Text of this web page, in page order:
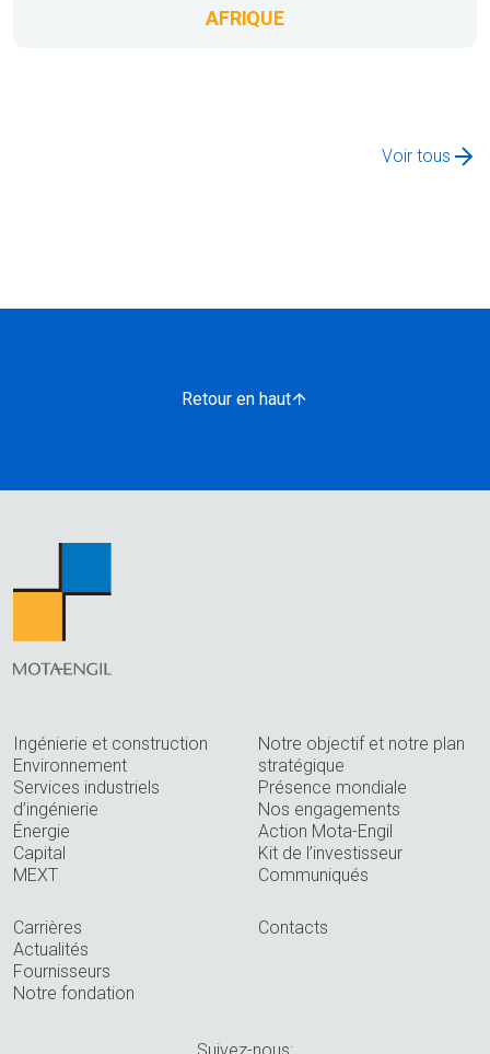
AFRIQUE
Voir tous
Retour en haut
Ingénierie et construction
Environnement
Services industriels
d’ingénierie
Énergie
Capital
MEXT
Notre objectif et notre plan
stratégique
Présence mondiale
Nos engagements
Action Mota-Engil
Kit de l’investisseur
Communiqués
Carrières
Actualités
Fournisseurs
Notre fondation
Contacts